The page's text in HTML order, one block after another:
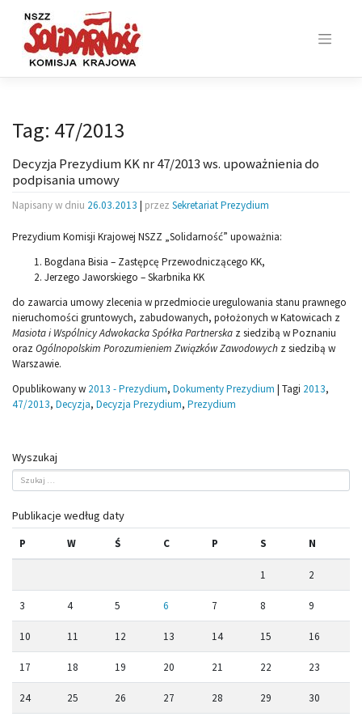
content
Tag: 47/2013
Decyzja Prezydium KK nr 47/2013 ws. upoważnienia do
podpisania umowy
Napisany w dniu 26.03.2013 | przez Sekretariat Prezydium
Prezydium Komisji Krajowej NSZZ „Solidarność” upoważnia:
Bogdana Bisia – Zastępcę Przewodniczącego KK,
Jerzego Jaworskiego – Skarbnika KK
do zawarcia umowy zlecenia w przedmiocie uregulowania stanu prawnego
nieruchomości gruntowych, zabudowanych, położonych w Katowicach z
Masiota i Wspólnicy Adwokacka Spółka Partnerska z siedzibą w Poznaniu
oraz Ogólnopolskim Porozumieniem Związków Zawodowych z siedzibą w
Warszawie.
Opublikowany w 2013 - Prezydium, Dokumenty Prezydium | Tagi 2013,
47/2013, Decyzja, Decyzja Prezydium, Prezydium
Wyszukaj
Publikacje według daty
P W Ś C P S N
1 2
3 4 5 6 7 8 9
10 11 12 13 14 15 16
17 18 19 20 21 22 23
24 25 26 27 28 29 30